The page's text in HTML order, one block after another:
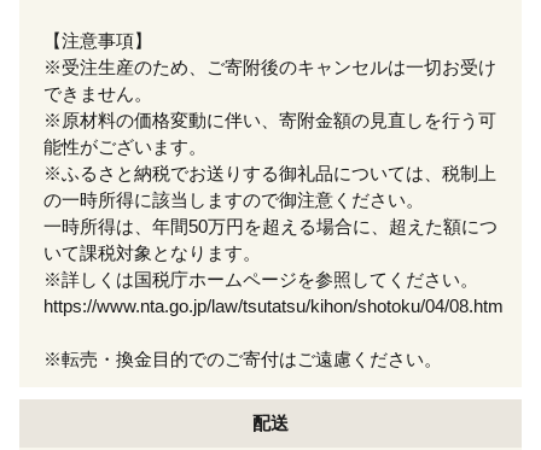
【注意事項】
※受注生産のため、ご寄附後のキャンセルは一切お受け
できません。
※原材料の価格変動に伴い、寄附金額の見直しを行う可
能性がございます。
※ふるさと納税でお送りする御礼品については、税制上
の一時所得に該当しますので御注意ください。
一時所得は、年間50万円を超える場合に、超えた額につ
いて課税対象となります。
※詳しくは国税庁ホームページを参照してください。
https://www.nta.go.jp/law/tsutatsu/kihon/shotoku/04/08.htm
※転売・換金目的でのご寄付はご遠慮ください。
配送